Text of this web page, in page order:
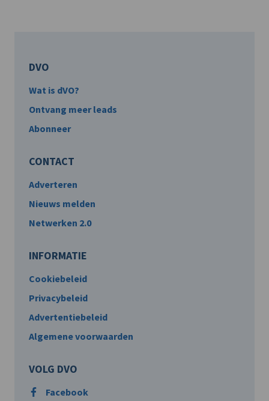
DVO
Wat is dVO?
Ontvang meer leads
Abonneer
CONTACT
Adverteren
Nieuws melden
Netwerken 2.0
INFORMATIE
Cookiebeleid
Privacybeleid
Advertentiebeleid
Algemene voorwaarden
VOLG DVO
Facebook